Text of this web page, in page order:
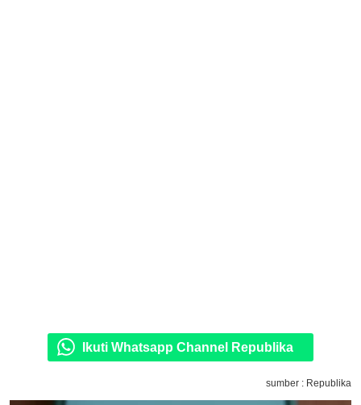
Ikuti Whatsapp Channel Republika
sumber : Republika